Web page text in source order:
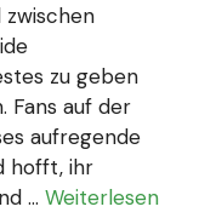
zu geben
Fans auf der
aufregende
hofft, ihr
… Weiterlesen